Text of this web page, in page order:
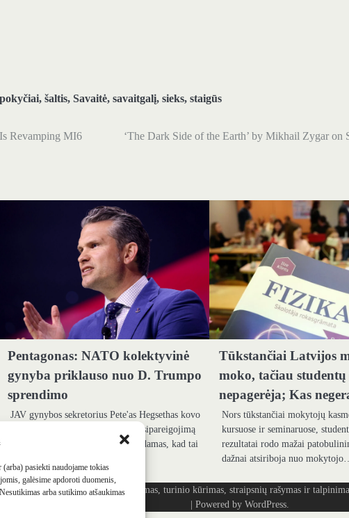
pasiekti naudojame tokias
galėsime apdoroti duomenis,
arba sutikimo atšaukimas
pokyčiai, šaltis, Savaitė, savaitgalį, sieks, staigūs
Revamping MI6 ‘The Dark Side of the Earth’ by Mikhail Zygar on
Pentagonas: NATO kolektyvinė
gynyba priklauso nuo D. Trumpo
sprendimo
JAV gynybos sekretorius Pete'as Hegsethas kovo
31 dieną atsisakė patvirtinti JAV įsipareigojimą
NATO kolektyvinei gynybai, teigdamas, kad tai
Tūkstančiai Latvijos
moko, tačiau
nepagerėja; Kas
Nors tūkstančiai mokytojų
kursuose ir seminaruose,
rezultatai rodo mažai
dažnai atsiriboja nuo mokytojo…
SEO tekstų rašymas, turinio kūrimas, straipsnių rašymas ir
| Powered by WordPress